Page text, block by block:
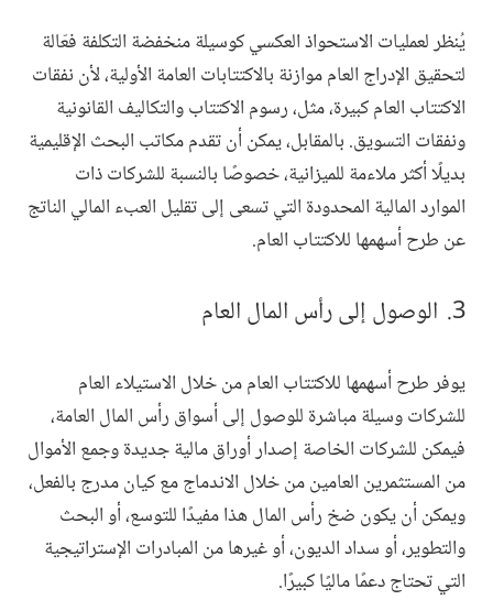
يُنظر لعمليات الاستحواذ العكسي كوسيلة منخفضة التكلفة فعّالة
لتحقيق الإدراج العام موازنة بالاكتتابات العامة الأولية، لأن نفقات
الاكتتاب العام كبيرة، مثل، رسوم الاكتتاب والتكاليف القانونية
ونفقات التسويق. بالمقابل، يمكن أن تقدم مكاتب البحث الإقليمية
بديلًا أكثر ملاءمة للميزانية، خصوصًا بالنسبة للشركات ذات
الموارد المالية المحدودة التي تسعى إلى تقليل العبء المالي الناتج
عن طرح أسهمها للاكتتاب العام.
الوصول إلى رأس المال العام
يوفر طرح أسهمها للاكتتاب العام من خلال الاستيلاء العام
للشركات وسيلة مباشرة للوصول إلى أسواق رأس المال العامة،
فيمكن للشركات الخاصة إصدار أوراق مالية جديدة وجمع الأموال
من المستثمرين العامين من خلال الاندماج مع كيان مدرج بالفعل،
ويمكن أن يكون ضخ رأس المال هذا مفيدًا للتوسع، أو البحث
والتطوير، أو سداد الديون، أو غيرها من المبادرات الإستراتيجية
التي تحتاج دعمًا ماليًا كبيرًا.